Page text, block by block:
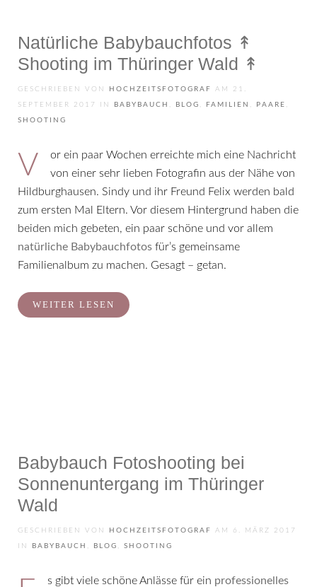
Natürliche Babybauchfotos ↟
Shooting im Thüringer Wald ↟
GESCHRIEBEN VON HOCHZEITSFOTOGRAF AM 21.
SEPTEMBER 2017 IN BABYBAUCH , BLOG , FAMILIEN , PAARE ,
SHOOTING
Vor ein paar Wochen erreichte mich eine Nachricht
von einer sehr lieben Fotografin aus der Nähe von
Hildburghausen. Sindy und ihr Freund Felix werden bald
zum ersten Mal Eltern. Vor diesem Hintergrund haben die
beiden mich gebeten, ein paar schöne und vor allem
natürliche Babybauchfotos für’s gemeinsame
Familienalbum zu machen. Gesagt – getan.
WEITER LESEN
Babybauch Fotoshooting bei
Sonnenuntergang im Thüringer
Wald
GESCHRIEBEN VON HOCHZEITSFOTOGRAF AM 6. MÄRZ 2017
IN BABYBAUCH , BLOG , SHOOTING
Es gibt viele schöne Anlässe für ein professionelles